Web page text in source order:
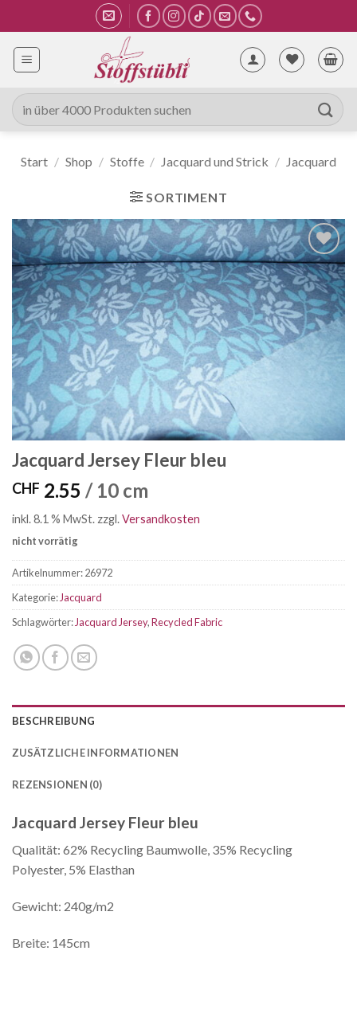
Inhalt
springen
Suche
nach:
Start / Shop / Stoffe / Jacquard und Strick / Jacquard
SORTIMENT
Auf die
Wunschliste
Jacquard Jersey Fleur bleu
CHF 2.55 / 10 cm
inkl. 8.1 % MwSt. zzgl.Versandkosten
nicht vorrätig
Artikelnummer:26972
Kategorie: Jacquard
Schlagwörter: Jacquard Jersey,Recycled Fabric
BESCHREIBUNG
ZUSÄTZLICHE INFORMATIONEN
REZENSIONEN (0)
Jacquard Jersey Fleur bleu
Qualität: 62% Recycling Baumwolle, 35% Recycling
Polyester, 5% Elasthan
Gewicht: 240g/m2
Breite: 145cm